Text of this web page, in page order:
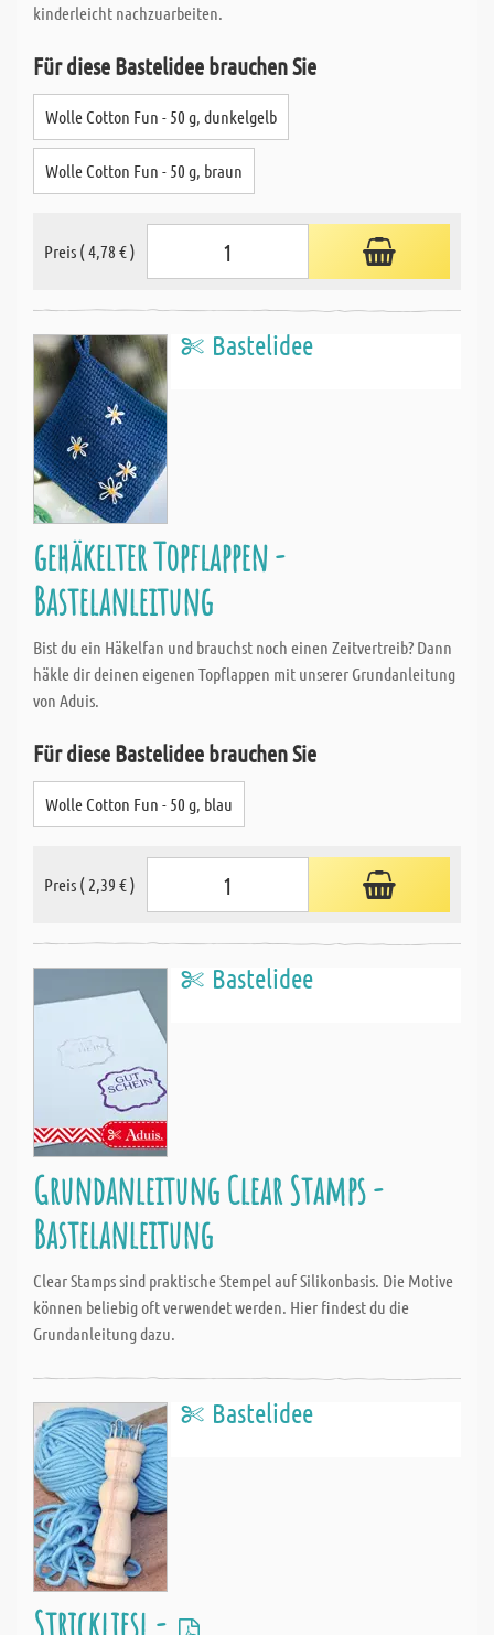
kinderleicht nachzuarbeiten.
Für diese Bastelidee brauchen Sie
Wolle Cotton Fun - 50 g, dunkelgelb
Wolle Cotton Fun - 50 g, braun
Preis ( 4,78 € )
Bastelidee
gehäkelter Topflappen -
Bastelanleitung
Bist du ein Häkelfan und brauchst noch einen Zeitvertreib? Dann
häkle dir deinen eigenen Topflappen mit unserer Grundanleitung
von Aduis.
Für diese Bastelidee brauchen Sie
Wolle Cotton Fun - 50 g, blau
Preis ( 2,39 € )
Bastelidee
Grundanleitung Clear Stamps -
Bastelanleitung
Clear Stamps sind praktische Stempel auf Silikonbasis. Die Motive
können beliebig oft verwendet werden. Hier findest du die
Grundanleitung dazu.
Bastelidee
Strickliesl -